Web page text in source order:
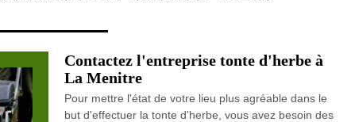
Contactez l'entreprise tonte d'herbe à
La Menitre
Pour mettre l'état de votre lieu plus agréable dans le
but d'effectuer la tonte d'herbe, vous avez besoin des